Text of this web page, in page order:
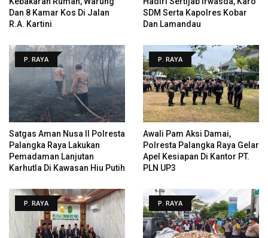
Dan 8 Kamar Kos Di Jalan
R.A. Kartini
SDM Serta Kapolres Kobar
Dan Lamandau
P. RAYA
Satgas Aman Nusa II Polresta
Palangka Raya Lakukan
Pemadaman Lanjutan
Karhutla Di Kawasan Hiu Putih
P. RAYA
Awali Pam Aksi Damai,
Polresta Palangka Raya Gelar
Apel Kesiapan Di Kantor PT.
PLN UP3
P. RAYA P. RAYA